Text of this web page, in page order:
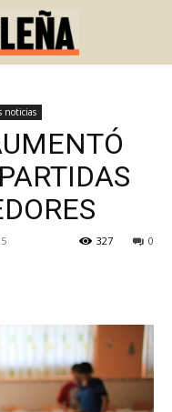
noticias
0
327